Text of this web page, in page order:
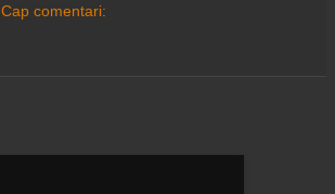
Cap comentari: